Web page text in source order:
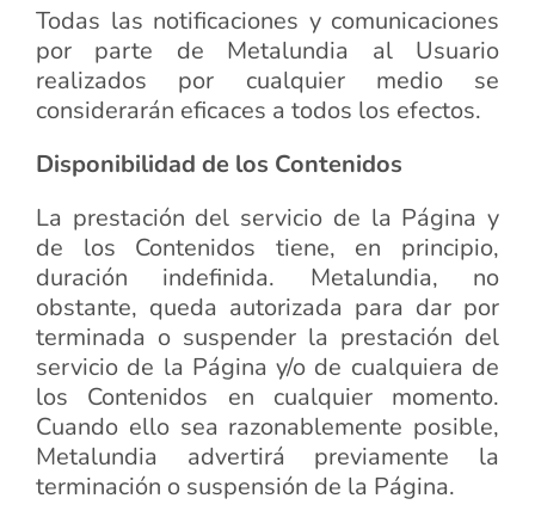
Todas las notificaciones y comunicaciones
por parte de Metalundia al Usuario
realizados por cualquier medio se
considerarán eficaces a todos los efectos.
Disponibilidad de los Contenidos
La prestación del servicio de la Página y
de los Contenidos tiene, en principio,
duración indefinida. Metalundia, no
obstante, queda autorizada para dar por
terminada o suspender la prestación del
servicio de la Página y/o de cualquiera de
los Contenidos en cualquier momento.
Cuando ello sea razonablemente posible,
Metalundia advertirá previamente la
terminación o suspensión de la Página.